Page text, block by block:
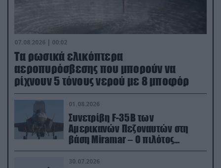
07.08.2026 | 00:02
Τα ρωσικά ελικόπτερα
αεροπυρόσβεσης που μπορούν να
ρίχνουν 5 τόνους νερού με 8 μποφόρ
01.08.2026
Συνετρίβη F-35B των
Αμερικανών Πεζοναυτών στη
βάση Miramar – Ο πιλότος
εκτινάχθηκε εγκαίρως
30.07.2026